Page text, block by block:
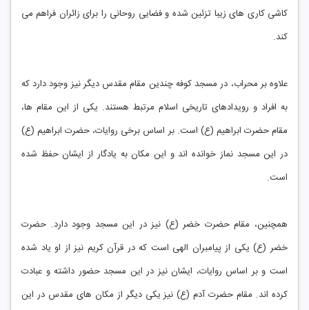
کاشی کاری های زیبا تزئین شده و فضایی روحانی را برای زائران فراهم می
کند.
علاوه بر محراب، در مسجد کوفه چندین مقام مقدس دیگر نیز وجود دارد که
به افراد و رویدادهای تاریخی اسلام مرتبط هستند. یکی از این مقام ها،
مقام حضرت ابراهیم (ع) است. بر اساس برخی روایات، حضرت ابراهیم (ع)
در این مسجد نماز خوانده اند و این مکان به یادگار از ایشان حفظ شده
است.
همچنین، مقام حضرت خضر (ع) نیز در این مسجد وجود دارد. حضرت
خضر (ع) یکی از پیامبران الهی است که در قرآن کریم نیز از او یاد شده
است و بر اساس روایات، ایشان نیز در این مسجد حضور داشته و عبادت
کرده اند. مقام حضرت آدم (ع) نیز یکی دیگر از مکان های مقدس در این